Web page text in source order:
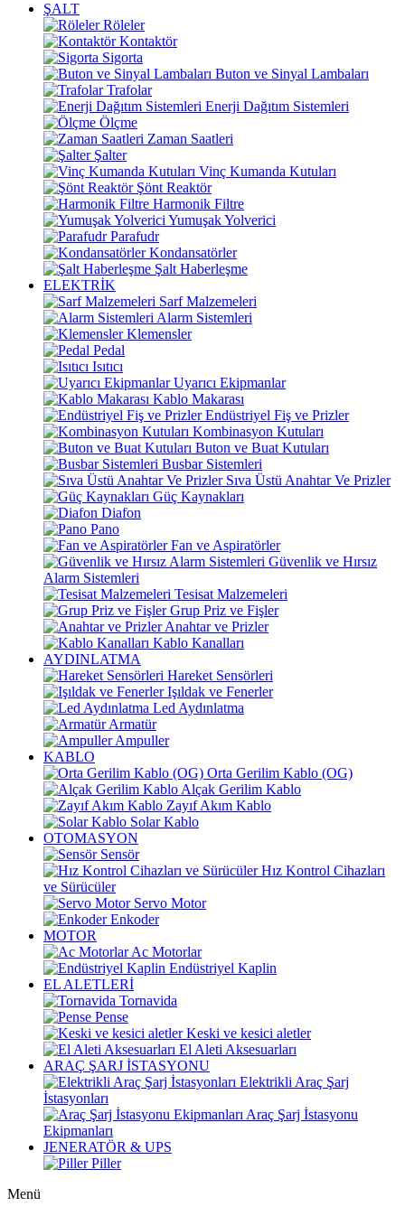
ŞALT
Röleler
Kontaktör
Sigorta
Buton ve Sinyal Lambaları
Trafolar
Enerji Dağıtım Sistemleri
Ölçme
Zaman Saatleri
Şalter
Vinç Kumanda Kutuları
Şönt Reaktör
Harmonik Filtre
Yumuşak Yolverici
Parafudr
Kondansatörler
Şalt Haberleşme
ELEKTRİK
Sarf Malzemeleri
Alarm Sistemleri
Klemensler
Pedal
Isıtıcı
Uyarıcı Ekipmanlar
Kablo Makarası
Endüstriyel Fiş ve Prizler
Kombinasyon Kutuları
Buton ve Buat Kutuları
Busbar Sistemleri
Sıva Üstü Anahtar Ve Prizler
Güç Kaynakları
Diafon
Pano
Fan ve Aspiratörler
Güvenlik ve Hırsız
Alarm Sistemleri
Tesisat Malzemeleri
Grup Priz ve Fişler
Anahtar ve Prizler
Kablo Kanalları
AYDINLATMA
Hareket Sensörleri
Işıldak ve Fenerler
Led Aydınlatma
Armatür
Ampuller
KABLO
Orta Gerilim Kablo (OG)
Alçak Gerilim Kablo
Zayıf Akım Kablo
Solar Kablo
OTOMASYON
Sensör
Hız Kontrol Cihazları
ve Sürücüler
Servo Motor
Enkoder
MOTOR
Ac Motorlar
Endüstriyel Kaplin
EL ALETLERİ
Tornavida
Pense
Keski ve kesici aletler
El Aleti Aksesuarları
ARAÇ ŞARJ İSTASYONU
Elektrikli Araç Şarj
İstasyonları
Araç Şarj İstasyonu
Ekipmanları
JENERATÖR & UPS
Piller
Menü